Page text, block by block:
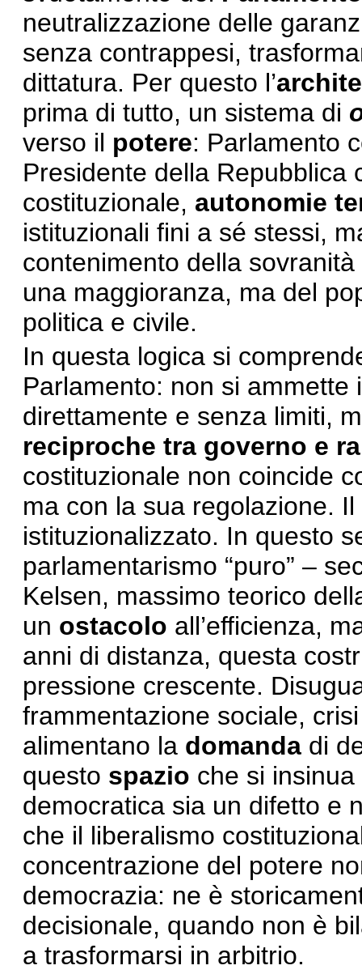
neutralizzazione delle
senza contrappesi,
dittatura. Per questo l’
prima di tutto, un sistema di
verso il potere: Parlamento
Presidente della Repubblica
costituzionale, autonomie
istituzionali fini a sé stessi,
contenimento della
una maggioranza, ma del
politica e civile.
In questa logica si
Parlamento: non si
direttamente e senza limiti,
reciproche tra governo e
costituzionale non coincide
ma con la sua regolazione.
istituzionalizzato. In questo
parlamentarismo “puro” –
Kelsen, massimo teorico
un ostacolo all’efficienza,
anni di distanza, questa
pressione crescente.
frammentazione sociale,
alimentano la domanda di
questo spazio che si insinua
democratica sia un difetto e
che il liberalismo
concentrazione del potere
democrazia: ne è
decisionale, quando non è
a trasformarsi in arbitrio.